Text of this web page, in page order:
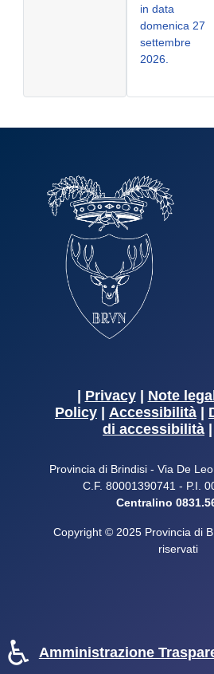
in data
domenica 27
settembre
2026.
Privacy| Note
Policy
Accessibilità
di accessibilità
Provincia di Brindisi - Via De
C.F. 80001390741 - P.I.
Centralino
Copyright © 2025 Provincia di
riservati
Amministrazione